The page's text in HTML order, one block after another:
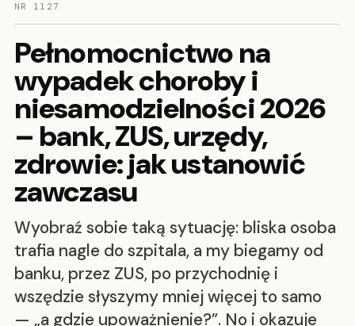
NR 1127
Pełnomocnictwo na
wypadek choroby i
niesamodzielności 2026
– bank, ZUS, urzędy,
zdrowie: jak ustanowić
zawczasu
Wyobraź sobie taką sytuację: bliska osoba
trafia nagle do szpitala, a my biegamy od
banku, przez ZUS, po przychodnię i
wszędzie słyszymy mniej więcej to samo
— „a gdzie upoważnienie?”. No i okazuje